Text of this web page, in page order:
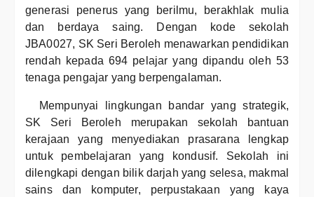
generasi penerus yang berilmu, berakhlak mulia
dan berdaya saing. Dengan kode sekolah
JBA0027, SK Seri Beroleh menawarkan pendidikan
rendah kepada 694 pelajar yang dipandu oleh 53
tenaga pengajar yang berpengalaman.
Mempunyai lingkungan bandar yang strategik,
SK Seri Beroleh merupakan sekolah bantuan
kerajaan yang menyediakan prasarana lengkap
untuk pembelajaran yang kondusif. Sekolah ini
dilengkapi dengan bilik darjah yang selesa, makmal
sains dan komputer, perpustakaan yang kaya